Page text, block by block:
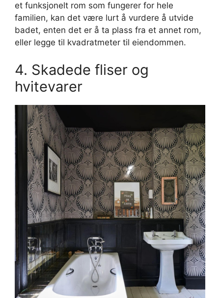
et funksjonelt rom som fungerer for hele
familien, kan det være lurt å vurdere å utvide
badet, enten det er å ta plass fra et annet rom,
eller legge til kvadratmeter til eiendommen.
4. Skadede fliser og
hvitevarer